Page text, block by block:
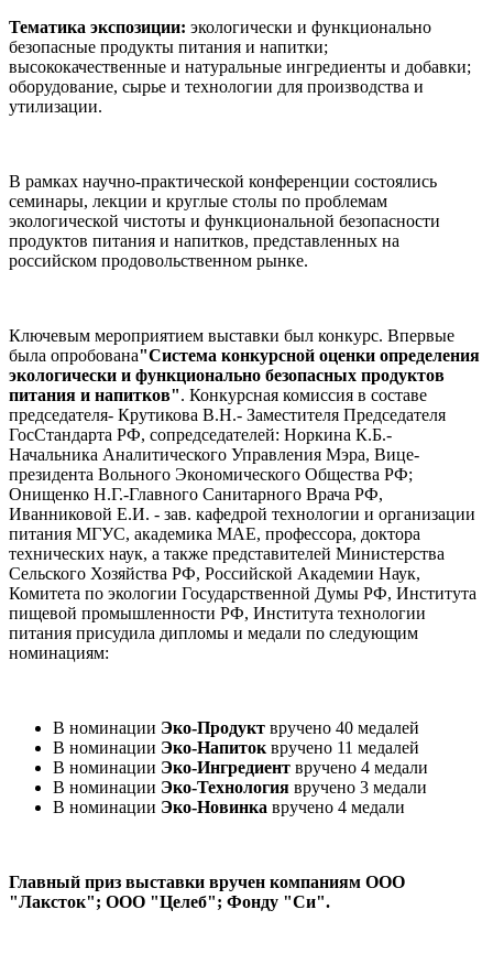
Тематика экспозиции: экологически и функционально
безопасные продукты питания и напитки;
высококачественные и натуральные ингредиенты и добавки;
оборудование, сырье и технологии для производства и
утилизации.
В рамках научно-практической конференции состоялись
семинары, лекции и круглые столы по проблемам
экологической чистоты и функциональной безопасности
продуктов питания и напитков, представленных на
российском продовольственном рынке.
Ключевым мероприятием выставки был конкурс. Впервые
была опробована"Система конкурсной оценки определения
экологически и функционально безопасных продуктов
питания и напитков". Конкурсная комиссия в составе
председателя- Крутикова В.Н.- Заместителя Председателя
ГосСтандарта РФ, сопредседателей: Норкина К.Б.-
Начальника Аналитического Управления Мэра, Вице-
президента Вольного Экономического Общества РФ;
Онищенко Н.Г.-Главного Санитарного Врача РФ,
Иванниковой Е.И. - зав. кафедрой технологии и организации
питания МГУС, академика МАЕ, профессора, доктора
технических наук, а также представителей Министерства
Сельского Хозяйства РФ, Российской Академии Наук,
Комитета по экологии Государственной Думы РФ, Института
пищевой промышленности РФ, Института технологии
питания присудила дипломы и медали по следующим
номинациям:
В номинации Эко-Продукт вручено 40 медалей
В номинации Эко-Напиток вручено 11 медалей
В номинации Эко-Ингредиент вручено 4 медали
В номинации Эко-Технология вручено 3 медали
В номинации Эко-Новинка вручено 4 медали
Главный приз выставки вручен компаниям ООО
"Лаксток"; ООО "Целеб"; Фонду "Си".